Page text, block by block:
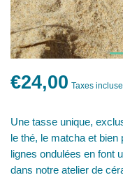
€24,00 Taxes
Une tasse unique,
le thé, le matcha et
lignes ondulées en font
dans notre atelier de